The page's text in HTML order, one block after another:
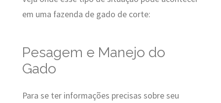
em uma fazenda de gado de corte:
Pesagem e Manejo do
Gado
Para se ter informações precisas sobre seu